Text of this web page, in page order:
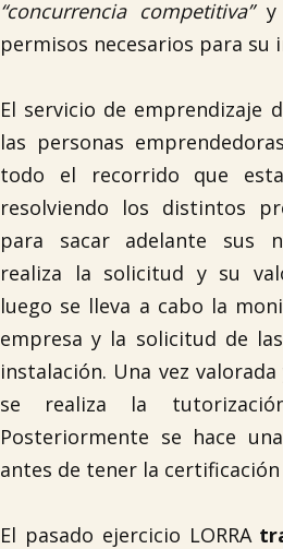

“concurrencia competitiva”y
permisos necesarios para su
El servicio de emprendizaje
las personas
todo el recorrido que
resolviendo los distintos
para sacar adelante sus
realiza la solicitud y su
luego se lleva a cabo la
empresa y la solicitud de
instalación. Una vez
se realiza la
Posteriormente se hace
antes de tener la
El pasado ejercicio LORRA